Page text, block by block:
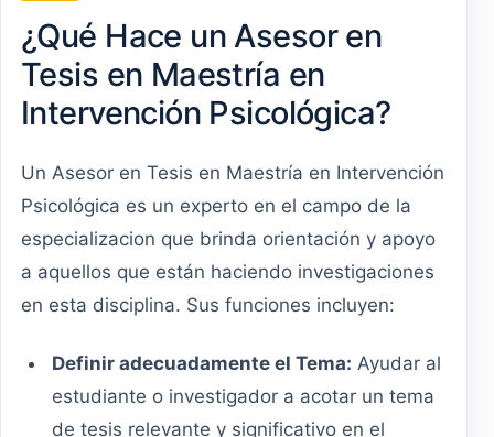
¿Qué Hace un Asesor en
Tesis en Maestría en
Intervención Psicológica?
Un Asesor en Tesis en Maestría en Intervención
Psicológica es un experto en el campo de la
especializacion que brinda orientación y apoyo
a aquellos que están haciendo investigaciones
en esta disciplina. Sus funciones incluyen:
Definir adecuadamente el Tema: Ayudar al
estudiante o investigador a acotar un tema
de tesis relevante y significativo en el